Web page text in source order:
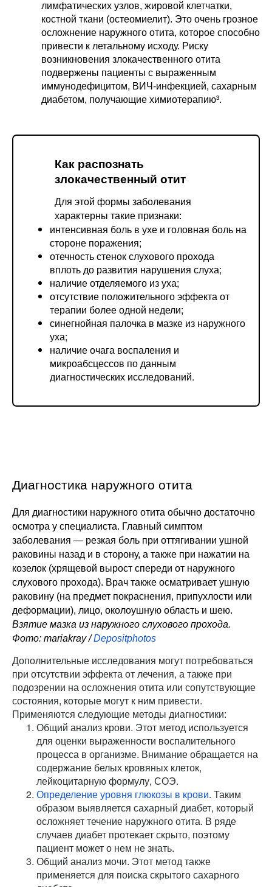
лимфатических узлов, жировой клетчатки,
костной ткани (остеомиелит). Это очень грозное
осложнение наружного отита, которое способно
привести к летальному исходу. Риску
возникновения злокачественного отита
подвержены пациенты с выраженным
иммунодефицитом, ВИЧ-инфекцией, сахарным
диабетом, получающие химиотерапию³.
Как распознать
злокачественный отит
Для этой формы заболевания
характерны такие признаки:
интенсивная боль в ухе и головная боль на
стороне поражения;
отечность стенок слухового прохода
вплоть до развития нарушения слуха;
наличие отделяемого из уха;
отсутствие положительного эффекта от
терапии более одной недели;
синегнойная палочка в мазке из наружного
уха;
наличие очага воспаления и
микроабсцессов по данным
диагностических исследований.
Диагностика наружного отита
Для диагностики наружного отита обычно достаточно
осмотра у специалиста. Главный симптом
заболевания — резкая боль при оттягивании ушной
раковины назад и в сторону, а также при нажатии на
козелок (хрящевой вырост спереди от наружного
слухового прохода). Врач также осматривает ушную
раковину (на предмет покраснения, припухлости или
деформации), лицо, околоушную область и шею.
Взятие мазка из наружного слухового прохода.
Фото: mariakray /Depositphotos
Дополнительные исследования могут потребоваться
при отсутствии эффекта от лечения, а также при
подозрении на осложнения отита или сопутствующие
состояния, которые могут к ним привести.
Применяются следующие методы диагностики:
Общий анализ крови. Этот метод используется
для оценки выраженности воспалительного
процесса в организме. Внимание обращается на
содержание белых кровяных клеток,
лейкоцитарную формулу, СОЭ.
Определение уровня глюкозы в крови. Таким
образом выявляется сахарный диабет, который
осложняет течение наружного отита. В ряде
случаев диабет протекает скрыто, поэтому
пациент может о нем не знать.
Общий анализ мочи. Этот метод также
применяется для поиска скрытого сахарного